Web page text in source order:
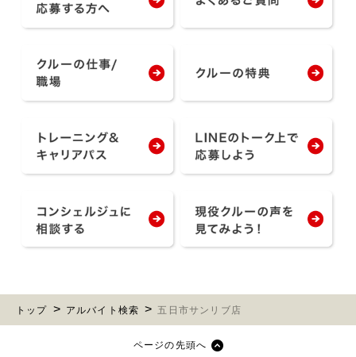
トップ アルバイト検索 五日市サンリブ店
ページの先頭へ